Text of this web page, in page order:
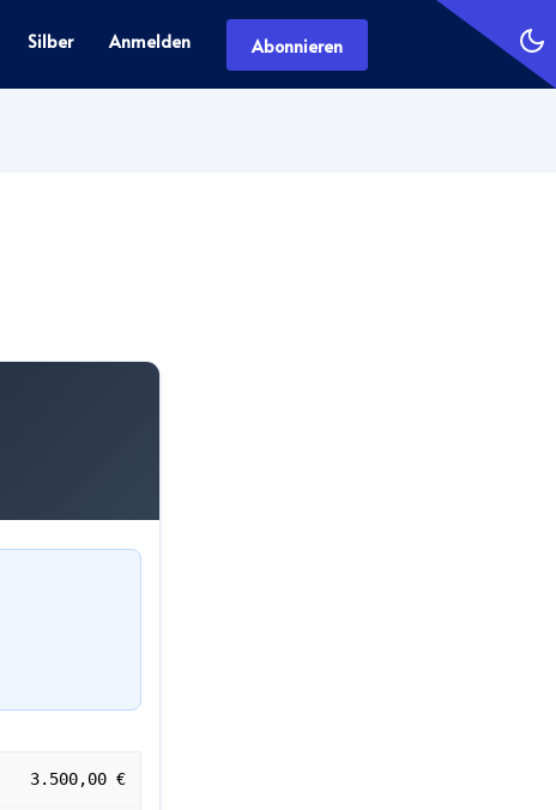
Silber Anmelden Abonnieren
3.500,00 €